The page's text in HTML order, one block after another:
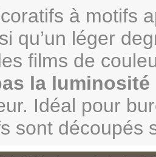
à motifs
qu’un léger
films de
la luminosité
Idéal pour
sont découpés